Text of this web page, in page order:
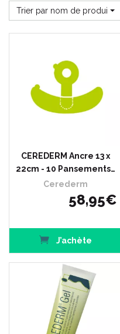
Trier par nom de produit
CEREDERM Ancre 13 x
22cm - 10 Pansements…
Cerederm
58,95€
J’achète